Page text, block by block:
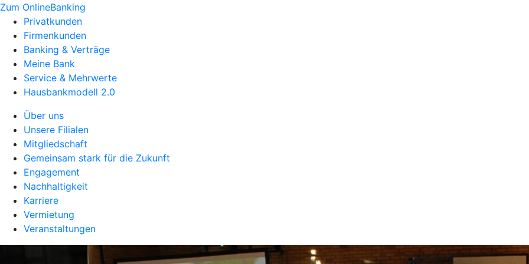
Zum OnlineBanking
Privatkunden
Firmenkunden
Banking & Verträge
Meine Bank
Service & Mehrwerte
Hausbankmodell 2.0
Über uns
Unsere Filialen
Mitgliedschaft
Gemeinsam stark für die Zukunft
Engagement
Nachhaltigkeit
Karriere
Vermietung
Veranstaltungen